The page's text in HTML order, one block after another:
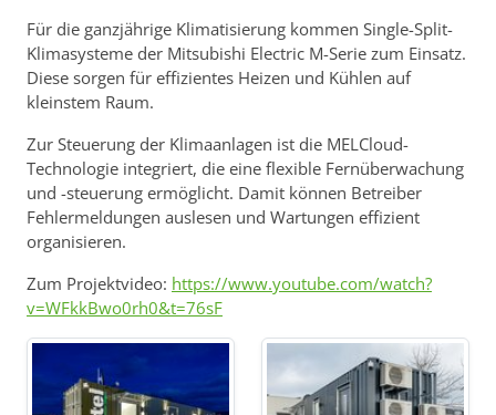
Für die ganzjährige Klimatisierung kommen Single-Split-
Klimasysteme der Mitsubishi Electric M-Serie zum Einsatz.
Diese sorgen für effizientes Heizen und Kühlen auf
kleinstem Raum.
Zur Steuerung der Klimaanlagen ist die MELCloud-
Technologie integriert, die eine flexible Fernüberwachung
und -steuerung ermöglicht. Damit können Betreiber
Fehlermeldungen auslesen und Wartungen effizient
organisieren.
Zum Projektvideo: https://www.youtube.com/watch?
v=WFkkBwo0rh0&t=76sF